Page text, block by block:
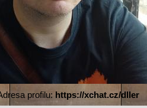
profilu: https://xchat.cz/dller